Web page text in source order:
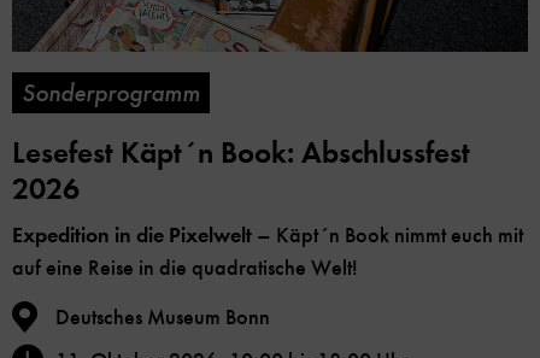
Sonderprogramm
Lesefest Käpt´n Book: Abschlussfest
2026
Expedition in die Pixelwelt – Käpt´n Book nimmt euch mit
auf eine Reise in die quadratische Welt!
Deutsches Museum Bonn